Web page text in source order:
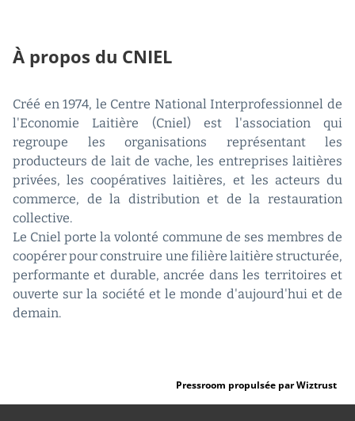
À propos du CNIEL
Créé en 1974, le Centre National Interprofessionnel de
l'Economie Laitière (Cniel) est l'association qui
regroupe les organisations représentant les
producteurs de lait de vache, les entreprises laitières
privées, les coopératives laitières, et les acteurs du
commerce, de la distribution et de la restauration
collective.
Le Cniel porte la volonté commune de ses membres de
coopérer pour construire une filière laitière structurée,
performante et durable, ancrée dans les territoires et
ouverte sur la société et le monde d'aujourd'hui et de
demain.
Pressroom propulsée par Wiztrust